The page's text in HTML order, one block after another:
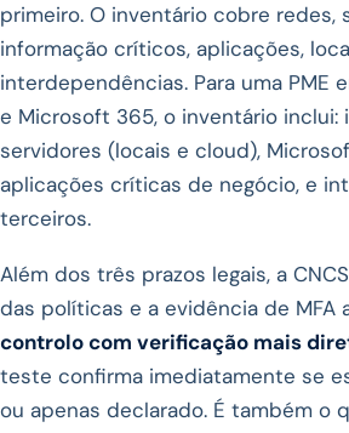
primeiro. O inventário cobre redes,
informação críticos, aplicações,
interdependências. Para uma PME
e Microsoft 365, o inventário inclui:
servidores (locais e cloud),
aplicações críticas de negócio, e
terceiros.
Além dos três prazos legais, a
das políticas e a evidência de MFA
controlo com verificação mais
teste confirma imediatamente se
ou apenas declarado. É também o